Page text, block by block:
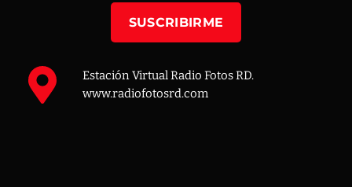
Estación Virtual Radio Fotos RD.
www.radiofotosrd.com